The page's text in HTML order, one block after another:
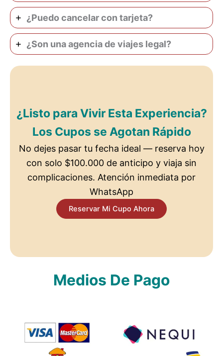
¿Puedo cancelar con tarjeta?
¿Son una agencia de viajes legal?
¿Listo para Vivir Esta Experiencia?
Los Cupos se Agotan Rápido
No dejes pasar tu fecha ideal — reserva hoy
con solo $100.000 de anticipo y viaja sin
complicaciones. Atención inmediata por
WhatsApp
Reservar Mi Cupo Ahora
Medios De Pago